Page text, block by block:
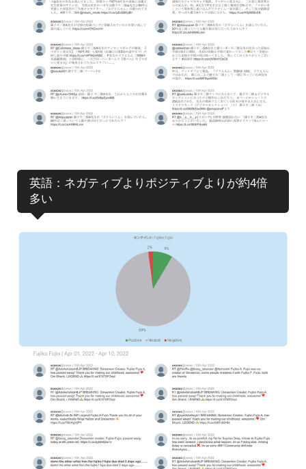
英語：ネガティブよりポジティブよりが約4倍
多い